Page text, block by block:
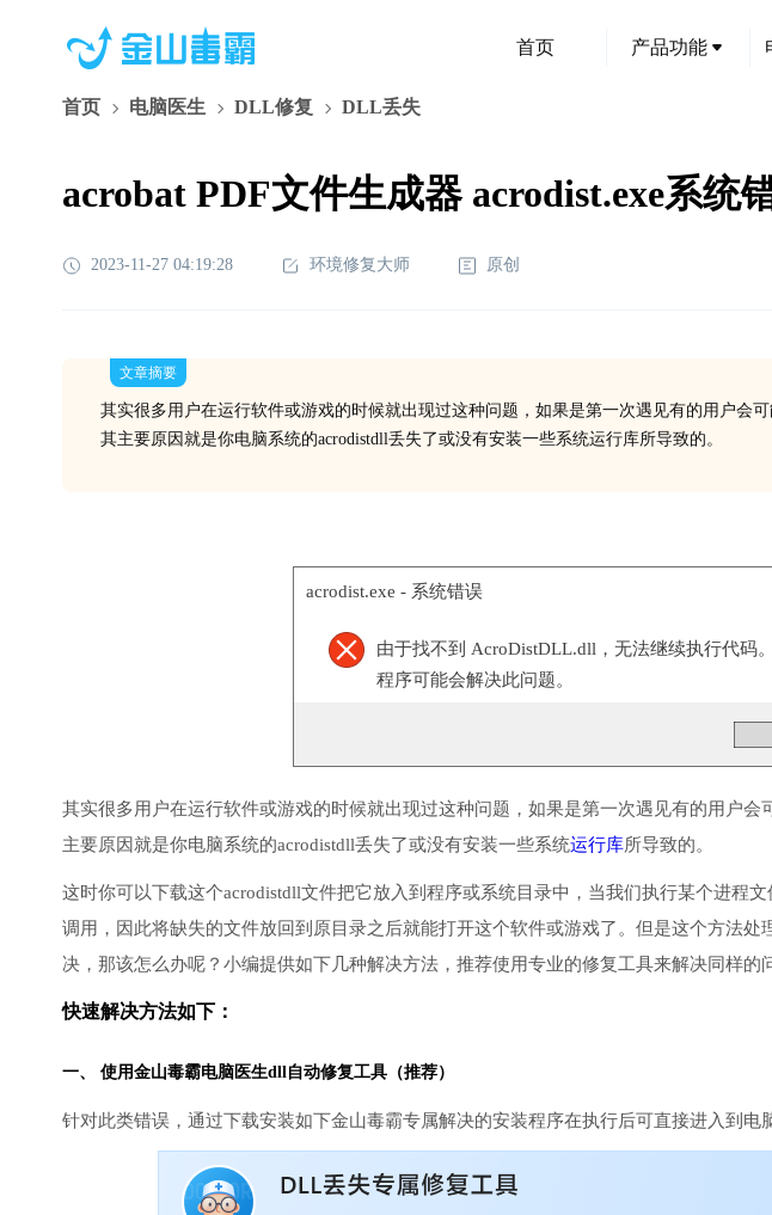
首页 产品功能
首页 电脑医生 DLL修复 DLL丢失
acrobat PDF文件生成器 acrodist.exe系统
2023-11-27 04:19:28 环境修复大师 原创
文章摘要
其实很多用户在运行软件或游戏的时候就出现过这种问题，如果是第一次遇见有的用户会
其主要原因就是你电脑系统的acrodistdll丢失了或没有安装一些系统运行库所导致的。
acrodist.exe - 系统错误
由于找不到 AcroDistDLL.dll，无法继续执行代码
程序可能会解决此问题。
其实很多用户在运行软件或游戏的时候就出现过这种问题，如果是第一次遇见有的用户
主要原因就是你电脑系统的acrodistdll丢失了或没有安装一些系统运行库所导致的。
这时你可以下载这个acrodistdll文件把它放入到程序或系统目录中，当我们执行某个进程
调用，因此将缺失的文件放回到原目录之后就能打开这个软件或游戏了。但是这个方法处
决，那该怎么办呢？小编提供如下几种解决方法，推荐使用专业的修复工具来解决同样的
快速解决方法如下：
一、 使用金山毒霸电脑医生dll自动修复工具（推荐）
针对此类错误，通过下载安装如下金山毒霸专属解决的安装程序在执行后可直接进入到电